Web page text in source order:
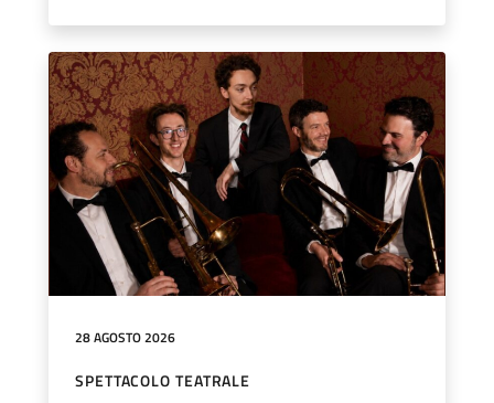
28 AGOSTO 2026
SPETTACOLO TEATRALE